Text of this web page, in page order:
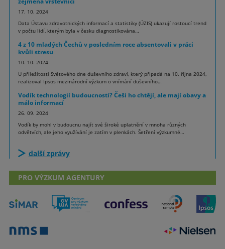
17. 10. 2024
Data Ústavu zdravotnických informací a statistiky (ÚZIS) ukazují rostoucí trend
v počtu lidí, kterým byla v česku diagnostikována…
4 z 10 mladých Čechů v posledním roce absentovali v práci
kvůli stresu
10. 10. 2024
U příležitosti Světového dne duševního zdraví, který připadá na 10. října 2024,
realizoval Ipsos mezinárodní výzkum o vnímání duševního…
Vodík technologií budoucnosti? Češi ho chtějí, ale mají obavy a
málo informací
26. 09. 2024
Vodík by mohl v budoucnu najít své široké uplatnění v mnoha různých
odvětvích, ale jeho využívání je zatím v plenkách. Šetření výzkumné…
další zprávy
PRO VÝZKUM AGENTURY